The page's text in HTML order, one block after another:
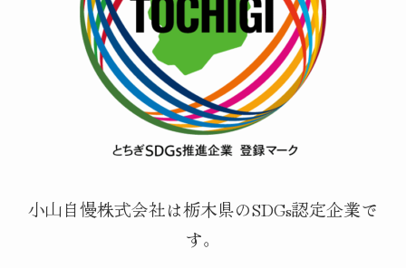
小山自慢株式会社は栃木県のSDGs認定企業で
す。